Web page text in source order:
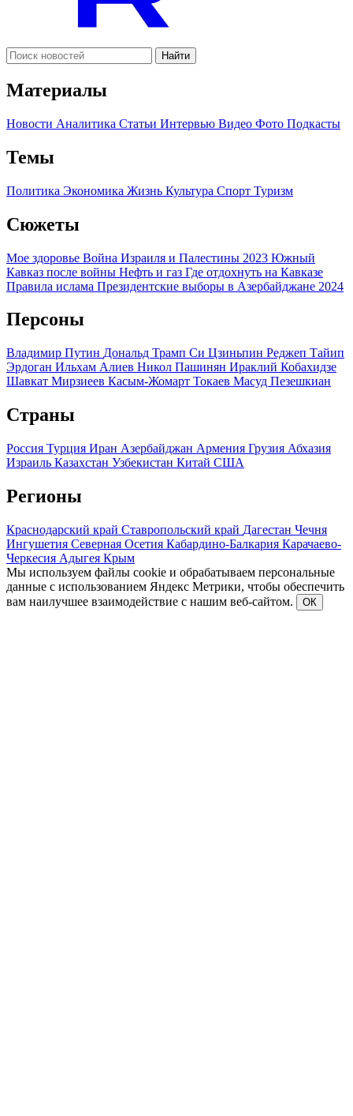
Найти
Материалы
Новости Аналитика Статьи Интервью Видео Фото Подкасты
Темы
Политика Экономика Жизнь Культура Спорт Туризм
Сюжеты
Мое здоровье Война Израиля и Палестины 2023 Южный
Кавказ после войны Нефть и газ Где отдохнуть на Кавказе
Правила ислама Президентские выборы в Азербайджане 2024
Персоны
Владимир Путин Дональд Трамп Си Цзиньпин Реджеп Тайип
Эрдоган Ильхам Алиев Никол Пашинян Ираклий Кобахидзе
Шавкат Мирзиеев Касым-Жомарт Токаев Масуд Пезешкиан
Страны
Россия Турция Иран Азербайджан Армения Грузия Абхазия
Израиль Казахстан Узбекистан Китай США
Регионы
Краснодарский край Ставропольский край Дагестан Чечня
Ингушетия Северная Осетия Кабардино-Балкария Карачаево-
Черкесия Адыгея Крым
Мы используем файлы cookie и обрабатываем персональные
данные с использованием Яндекс Метрики, чтобы обеспечить
вам наилучшее взаимодействие с нашим веб-сайтом.
ОК